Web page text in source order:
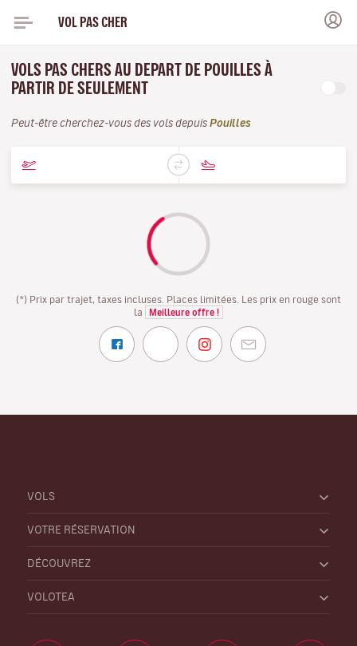
VOL PAS CHER
VOLS PAS CHERS AU DEPART DE POUILLES À
PARTIR DE SEULEMENT
Peut-être cherchez-vous des vols depuis Pouilles
(*) Prix par trajet, taxes incluses. Places limitées. Les prix en rouge sont
la
Meilleure offre !
VOLS
VOTRE RÉSERVATION
DÉCOUVREZ
VOLOTEA